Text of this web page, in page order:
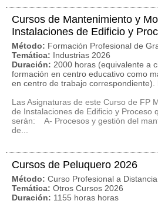
Cursos de Mantenimiento y
Instalaciones de Edificio y
Método: Formación Profesional de
Temática: Industrias 2026
Duración: 2000 horas (equivalente a
formación en centro educativo como
en centro de trabajo correspondiente).
Las Asignaturas de este Curso de FP
de Instalaciones de Edificio y Proceso
serán: A- Procesos y gestión del
de...
Cursos de Peluquero 2026
Método: Curso Profesional a Distancia
Temática: Otros Cursos 2026
Duración: 1155 horas horas